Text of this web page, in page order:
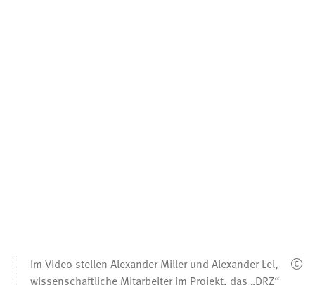
Im Video stellen Alexander Miller und Alexander Lel,
wissenschaftliche Mitarbeiter im Projekt, das „DRZ“